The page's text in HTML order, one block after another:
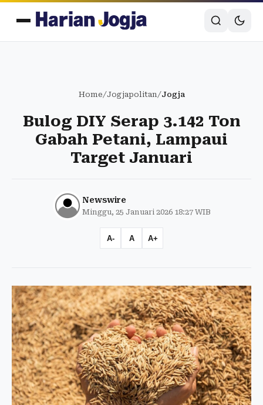
Home/Jogjapolitan/Jogja
Bulog DIY Serap 3.142 Ton
Gabah Petani, Lampaui
Target Januari
Newswire
Minggu, 25 Januari 2026 18:27 WIB
A- A A+